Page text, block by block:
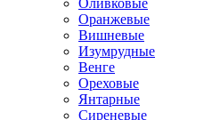
Оливковые
Оранжевые
Вишневые
Изумрудные
Венге
Ореховые
Янтарные
Сиреневые